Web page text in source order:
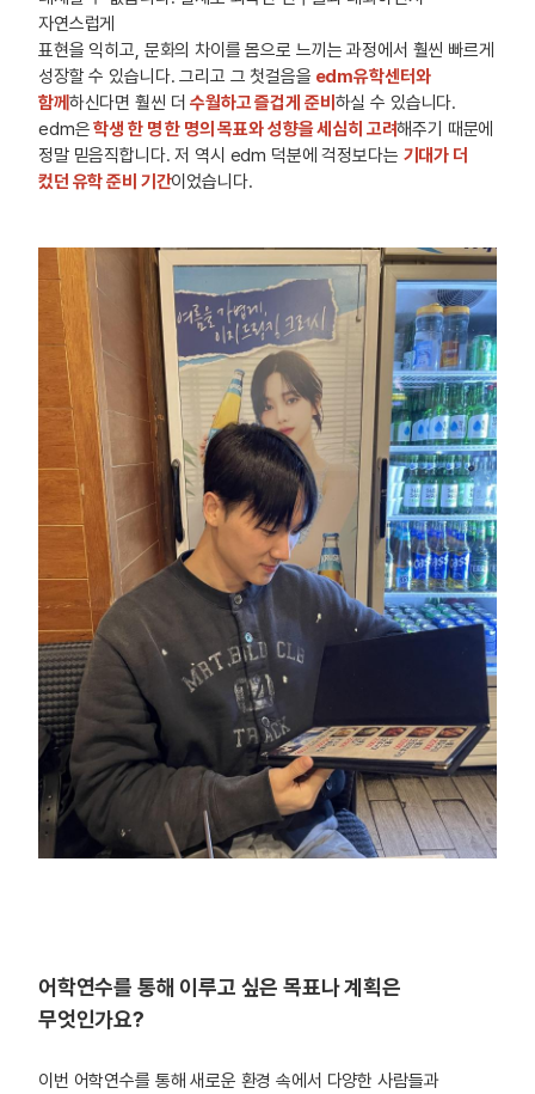
자연스럽게
표현을 익히고, 문화의 차이를 몸으로 느끼는 과정에서 훨씬 빠르게
성장할 수 있습니다. 그리고 그 첫걸음을 edm유학센터와
함께하신다면 훨씬 더수월하고 즐겁게 준비 하실 수 있습니다.
edm은학생 한 명 한 명의 목표와 성향을 세심히 고려해주기 때문에
정말 믿음직합니다. 저 역시 edm 덕분에 걱정보다는 기대가 더
컸던 유학 준비 기간이었습니다.
어학연수를 통해 이루고 싶은 목표나 계획은
무엇인가요?
이번 어학연수를 통해 새로운 환경 속에서 다양한 사람들과